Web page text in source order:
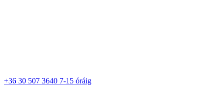
+36 30 507 3640 7-15 óráig